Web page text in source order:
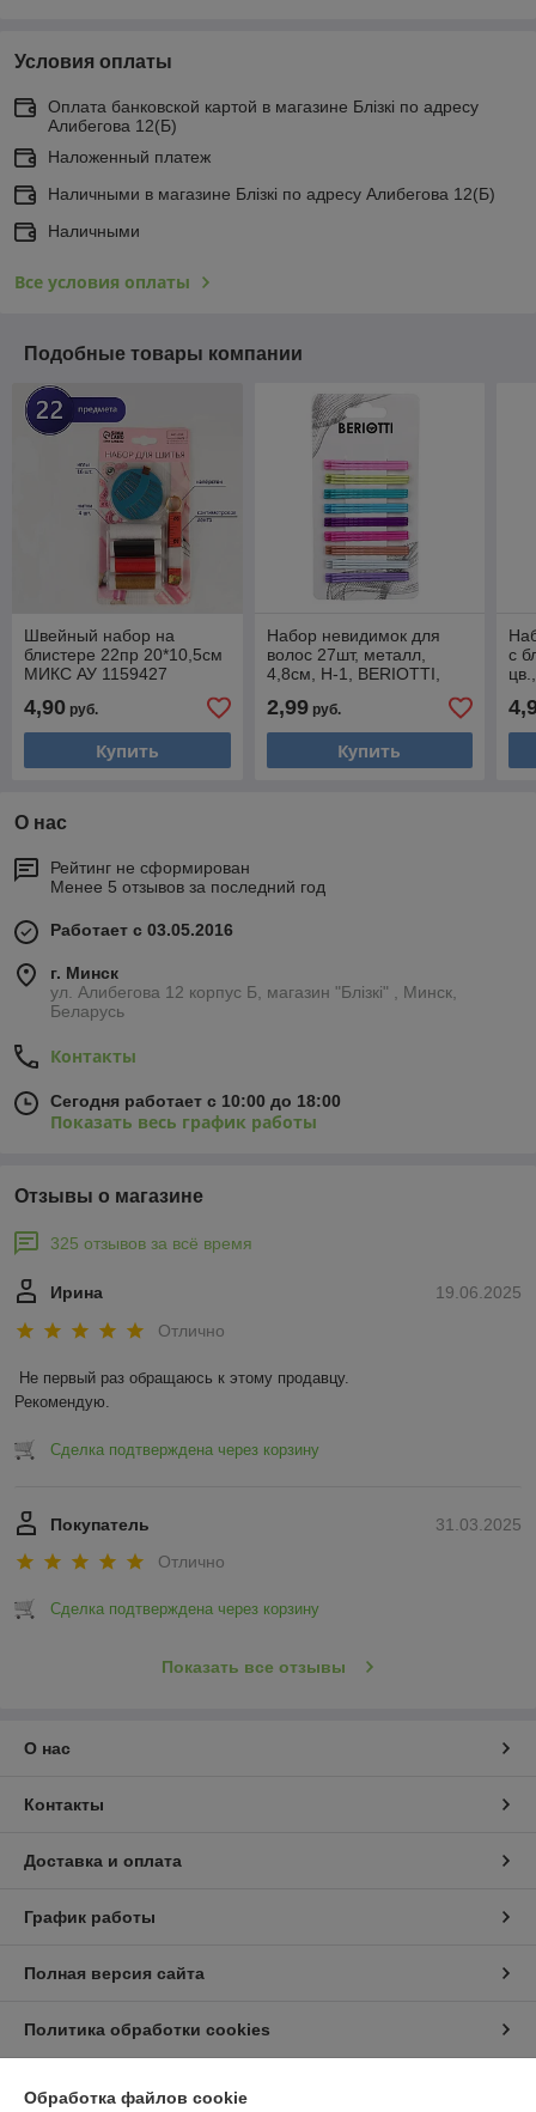
Условия оплаты
Оплата банковской картой в магазине Блiзкi по адресу
Алибегова 12(Б)
Наложенный платеж
Наличными в магазине Блiзкi по адресу Алибегова 12(Б)
Наличными
Все условия оплаты
Подобные товары компании
Швейный набор на
блистере 22пр 20*10,5см
МИКС АУ 1159427
4,90 руб.
Купить
Набор невидимок для
волос 27шт, металл,
4,8см, Н-1, BERIOTTI,
2,99руб.
Купить
с
О нас
Рейтинг не сформирован
Менее 5 отзывов за последний год
Работает с 03.05.2016
г. Минск
ул. Алибегова 12 корпус Б, магазин "Блiзкi" , Минск,
Беларусь
Контакты
Сегодня работает с 10:00 до 18:00
Показать весь график работы
Отзывы о магазине
325 отзывов за всё время
19.06.2025
Ирина
Отлично
Не первый раз обращаюсь к этому продавцу.
Рекомендую.
Сделка подтверждена через корзину
31.03.2025
Покупатель
Отлично
Сделка подтверждена через корзину
Показать все отзывы
О нас
Контакты
Доставка и оплата
График работы
Полная версия сайта
Политика обработки cookies
Обработка файлов cookie